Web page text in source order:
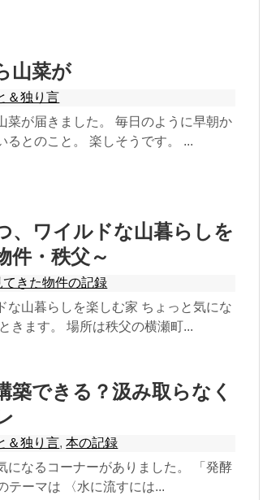
山菜が
＆独り言
菜が届きました。 毎日のように早朝か
るとのこと。 楽しそうです。 ...
、ワイルドな山暮らしを
件・秩父～
きた物件の記録
な山暮らしを楽しむ家 ちょっと気にな
きます。 場所は秩父の横瀬町...
築できる？汲み取らなく
＆独り言,本の記録
になるコーナーがありました。 「発酵
テーマは 〈水に流すには...